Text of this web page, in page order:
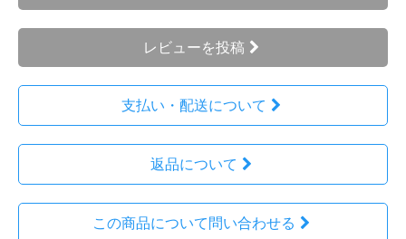
レビューを投稿
支払い・配送について
返品について
この商品について問い合わせる